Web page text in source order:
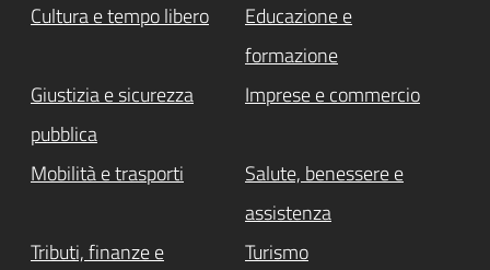
Cultura e tempo libero
Educazione e
formazione
Giustizia e sicurezza
pubblica
Imprese e commercio
Mobilità e trasporti
Salute, benessere e
assistenza
Tributi, finanze e
Turismo